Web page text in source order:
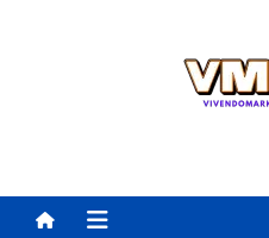
Para